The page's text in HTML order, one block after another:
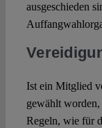
ausgeschieden
Ist ein Mitglied
gewählt
Regeln, wie für